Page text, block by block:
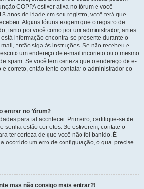
COPPA estiver ativa no fórum e você
anos de idade em seu registro, você terá que
Alguns fóruns exigem que o registro de
tanto por você como por um administrador, antes
informação encontra-se presente durante o
então siga às instruções. Se não recebeu e-
um endereço de e-mail incorreto ou o mesmo
spam. Se você tem certeza que o endereço de e-
correto, então tente contatar o administrador do
entrar no fórum?
para tal acontecer. Primeiro, certifique-se de
senha estão corretos. Se estiverem, contate o
ter certeza de que você não foi banido. É
ocorrido um erro de configuração, o qual precise
mas não consigo mais entrar?!